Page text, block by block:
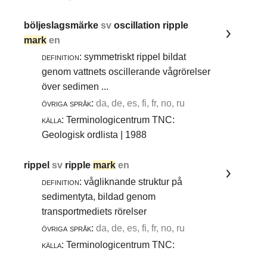
böljeslagsmärkesvoscillation ripple
mark en
definition: symmetriskt rippel bildat
genom vattnets oscillerande vågrörelser
över sedimen ...
övriga språk: da, de, es, fi, fr, no, ru
källa: Terminologicentrum TNC:
Geologisk ordlista | 1988
rippelsv ripple mark en
definition: vågliknande struktur på
sedimentyta, bildad genom
transportmediets rörelser
övriga språk: da, de, es, fi, fr, no, ru
källa: Terminologicentrum TNC: